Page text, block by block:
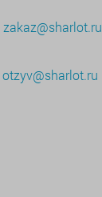
zakaz@sharlot.ru
otzyv@sharlot.ru